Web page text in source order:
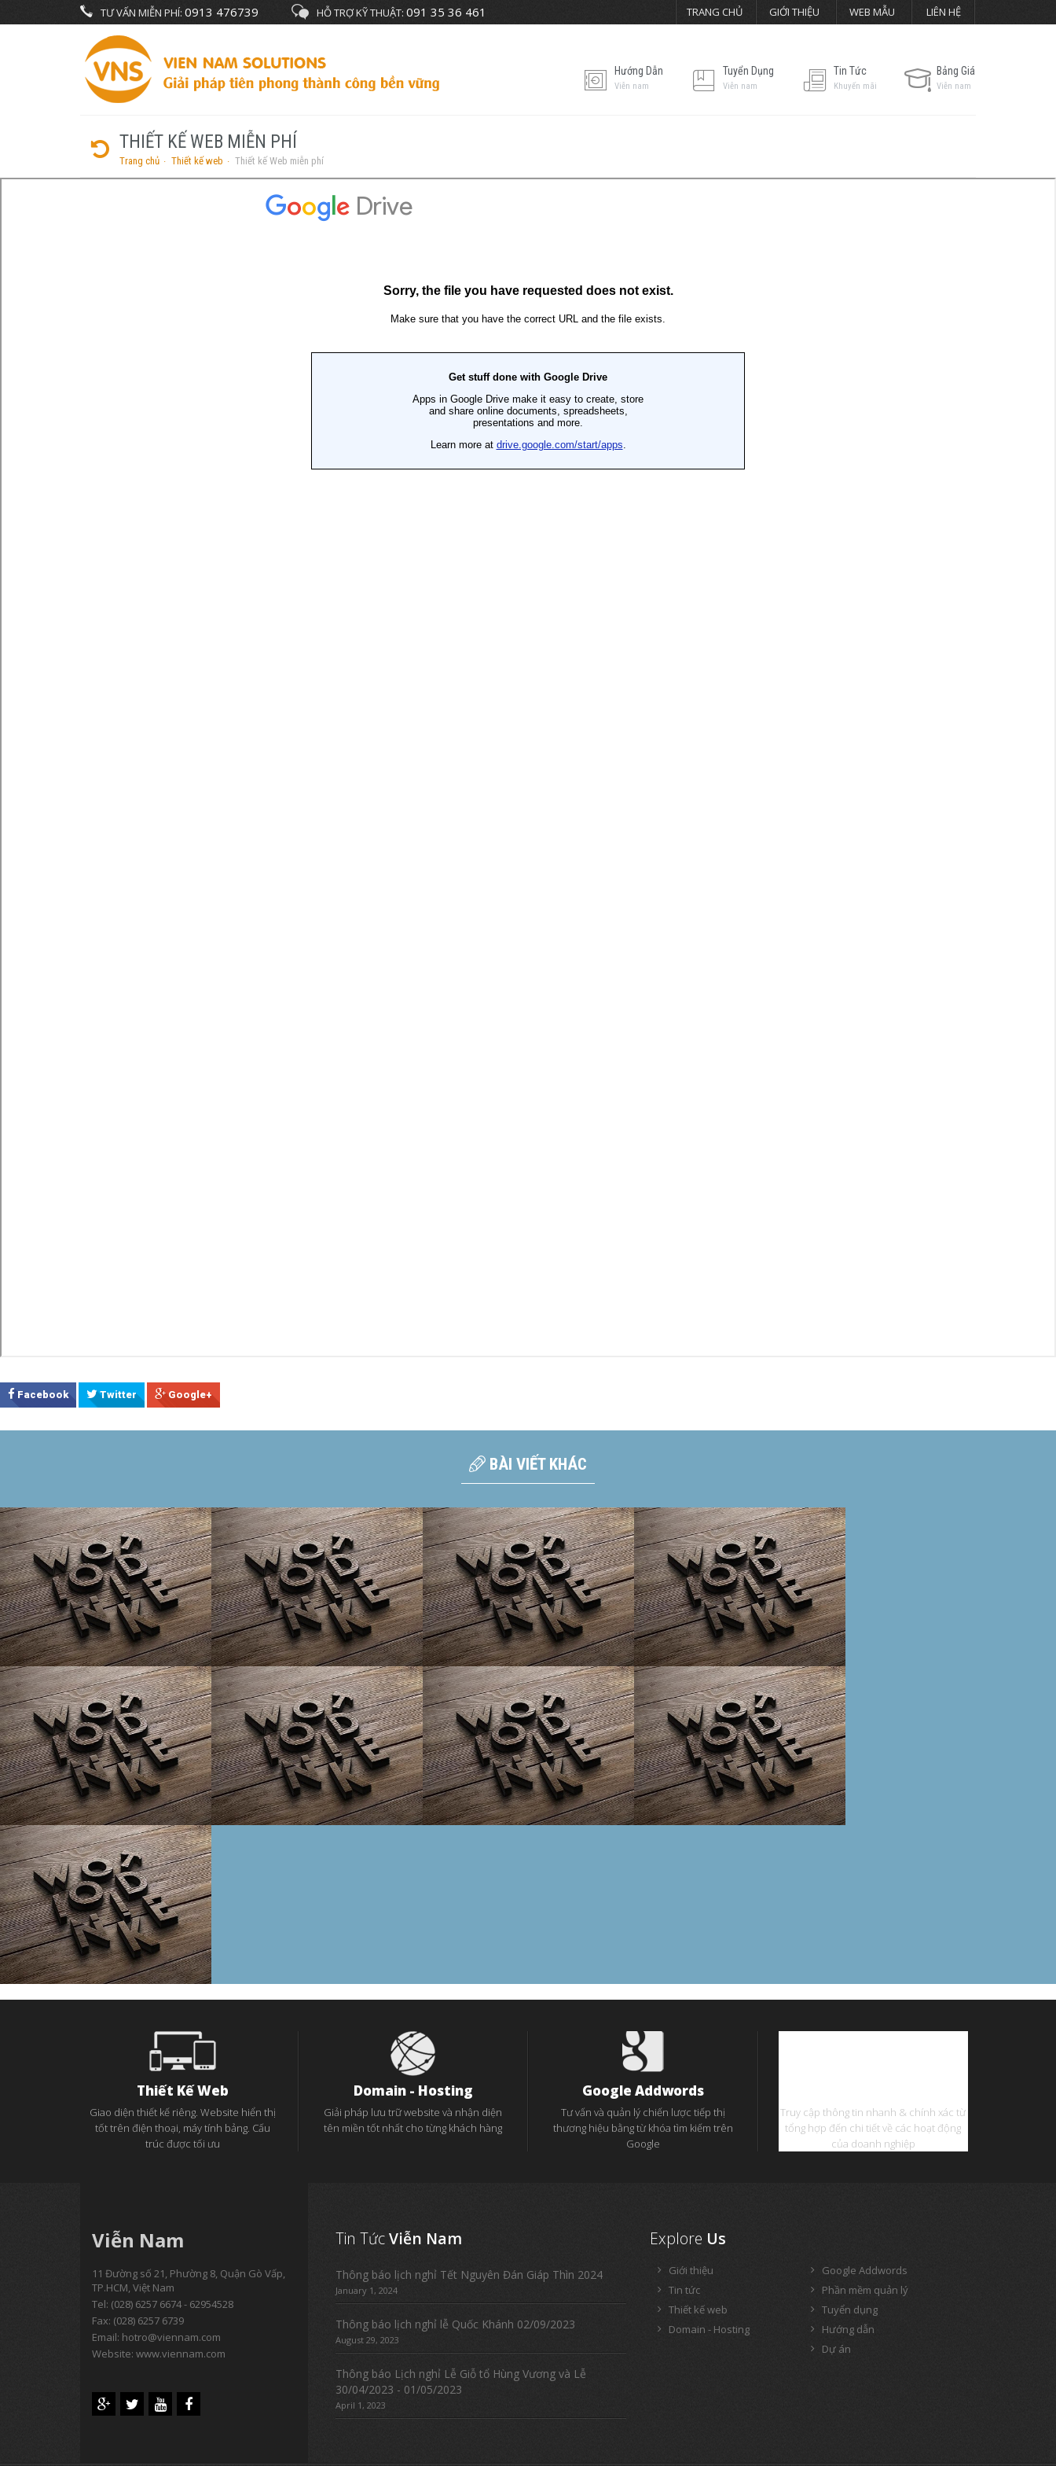
TƯ VẤN MIỄN PHÍ: 0913 476739 HỖ TRỢ KỸ THUẬT: 091 35 36 461 TRANG CHỦ GIỚI THIỆU WEB MẪU LIÊN HỆ
Hướng Dẫn
Viễn nam
Tuyển Dụng
Viễn nam
Tin Tức
Khuyến mãi
Bảng Giá
Viễn nam
THIẾT KẾ WEB MIỄN PHÍ
Trang chủ Thiết kế web Thiết kế Web miễn phí
Facebook Twitter Google+
BÀI VIẾT KHÁC
Thiết Kế Web
Giao diện thiết kế riêng. Website hiển thị
tốt trên điện thoại, máy tính bảng. Cấu
trúc được tối ưu
Domain - Hosting
Giải pháp lưu trữ website và nhận diện
tên miền tốt nhất cho từng khách hàng
Google Addwords
Tư vấn và quản lý chiến lược tiếp thị
thương hiệu bằng từ khóa tìm kiếm trên
Google
Truy cập thông tin nhanh & chính xác từ
tổng hợp đến chi tiết về các hoạt động
của doanh nghiệp
Viễn Nam
11 Đường số 21, Phường 8, Quận Gò Vấp,
TP.HCM, Việt Nam
Tel: (028) 6257 6674 - 62954528
Fax: (028) 6257 6739
Email: hotro@viennam.com
Website: www.viennam.com
Tin TứcViễn Nam
Thông báo lịch nghỉ Tết Nguyên Đán Giáp Thìn 2024
January 1, 2024
Thông báo lịch nghỉ lễ Quốc Khánh 02/09/2023
August 29, 2023
Thông báo Lịch nghỉ Lễ Giỗ tổ Hùng Vương và Lễ
30/04/2023 - 01/05/2023
April 1, 2023
Explore Us
Giới thiệu
Tin tức
Thiết kế web
Domain - Hosting
Google Addwords
Phần mềm quản lý
Tuyển dụng
Hướng dẫn
Dự án